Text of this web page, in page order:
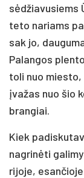
sė­džia­vu­siems
te­to na­riams
sak jo,
Palangos
to­li nuo
įva­žas nuo šio
bran­giai.
Kiek
nag­ri­nė­ti
ri­jo­je,